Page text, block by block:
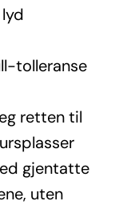
tolleranse
retten til
gjentatte
uten